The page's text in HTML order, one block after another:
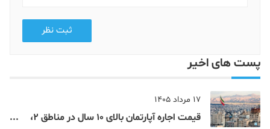
ثبت نظر
پست های اخیر
17 مرداد 1405
قیمت اجاره آپارتمان بالای 10 سال در مناطق 2،